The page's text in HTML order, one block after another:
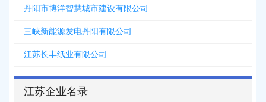
丹阳市博洋智慧城市建设有限公司
三峡新能源发电丹阳有限公司
江苏长丰纸业有限公司
江苏企业名录